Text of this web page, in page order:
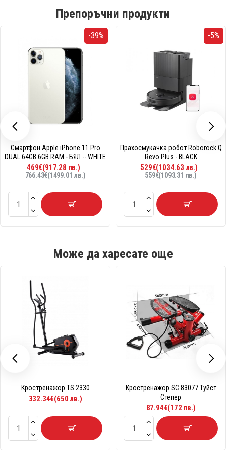
Препоръчни продукти
-39%
Смартфон Apple iPhone 11 Pro
DUAL 64GB 6GB RAM - БЯЛ -- WHITE
469€(917.28 лв.)
766.43€(1499.01 лв.)
-5%
Прахосмукачка робот Roborock Q
Revo Plus - BLACK
529€(1034.63 лв.)
559€(1093.31 лв.)
Може да харесате още
Кростренажор TS 2330
332.34€(650 лв.)
Кростренажор SC 83077 Туйст
Степер
87.94€(172 лв.)